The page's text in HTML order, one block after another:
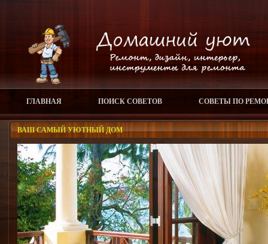
ГЛАВНАЯ ПОИСК СОВЕТОВ СОВЕТЫ ПО
ВАШ САМЫЙ УЮТНЫЙ ДОМ